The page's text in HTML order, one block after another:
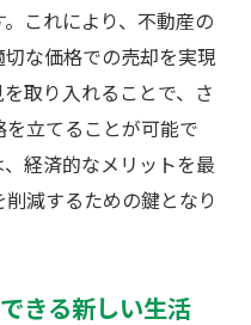
これにより、不動産の
な価格での売却を実現
取り入れることで、さ
立てることが可能で
経済的なメリットを最
減するための鍵となり
きる新しい生活